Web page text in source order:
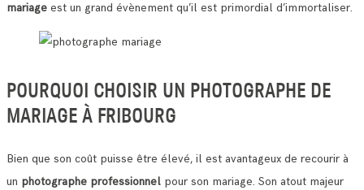
mariage est un grand évènement qu’il est primordial d’immortaliser.
POURQUOI CHOISIR UN PHOTOGRAPHE DE
MARIAGE À FRIBOURG
Bien que son coût puisse être élevé, il est avantageux de recourir à
un photographe professionnel pour son mariage. Son atout majeur